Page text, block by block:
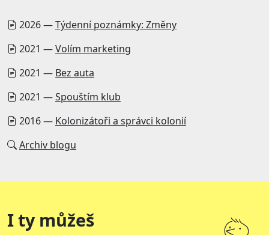
2026 —Týdenní poznámky: Změny
2021 —Volím marketing
2021 — Bez auta
2021 —Spouštím klub
2016 — Kolonizátoři a správci kolonií
Archiv blogu
I ty můžeš